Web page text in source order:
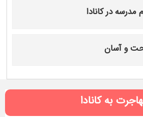
در کانادا
و آسان
به کانادا